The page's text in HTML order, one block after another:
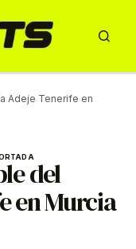
Adeje Tenerife en
del
en Murcia